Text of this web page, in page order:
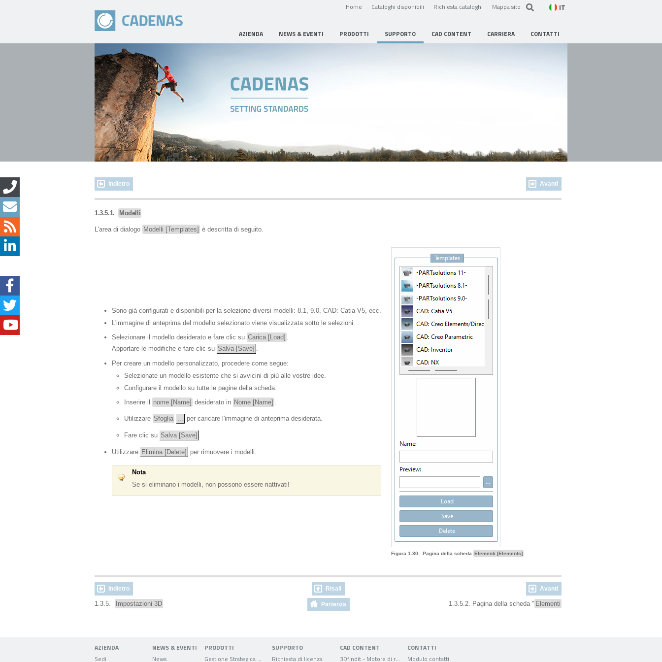
Home Cataloghi disponibili Richiesta cataloghi Mappa sito IT
AZIENDA NEWS & EVENTI PRODOTTI SUPPORTO CAD CONTENT CARRIERA CONTATTI
Indietro Avanti
1.3.5.1. Modelli
L'area di dialogo Modelli [Templates] è descritta di seguito.
Sono già configurati e disponibili per la selezione diversi modelli: 8.1, 9.0, CAD: Catia V5, ecc.
L'immagine di anteprima del modello selezionato viene visualizzata sotto le selezioni.
Selezionare il modello desiderato e fare clic su Carica [Load] .
Apportare le modifiche e fare clic su Salva [Save] .
Per creare un modello personalizzato, procedere come segue:
Selezionate un modello esistente che si avvicini di più alle vostre idee.
Configurare il modello su tutte le pagine della scheda.
Inserire il
nome [Name] desiderato in Nome [Name] .
Utilizzare Sfoglia ... per caricare l'immagine di anteprima desiderata.
Fare clic su Salva [Save] .
Utilizzare Elimina [Delete] per rimuovere i modelli.
Nota
Se si eliminano i modelli, non possono essere riattivati!
Figura 1.30. Pagina della scheda Elementi [Elements]
Indietro Risali Avanti
1.3.5. Impostazioni 3D Partenza 1.3.5.2. Pagina della scheda " Elementi
AZIENDA
Sedi
NEWS & EVENTI
News
PRODOTTI SUPPORTO
Richiesta di licenza
CAD CONTENT
3Dfindit - Motore di ricerca per dati CAD
CONTATTI
Modulo contatti